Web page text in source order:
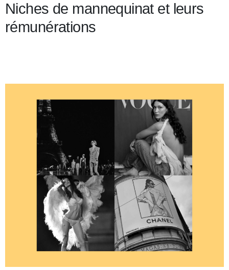
Niches de mannequinat et leurs
rémunérations